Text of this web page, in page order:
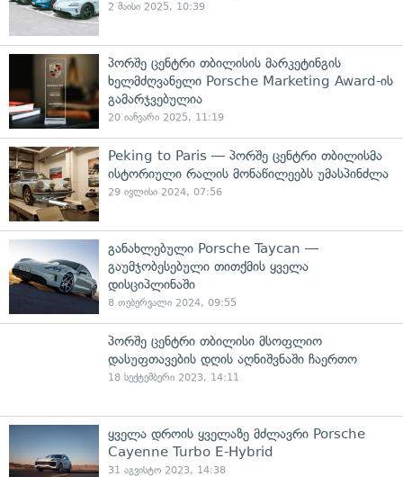
2 მაისი 2025, 10:39
პორშე ცენტრი თბილისის მარკეტინგის
ხელმძღვანელი Porsche Marketing Award-ის
გამარჯვებულია
20 იანვარი 2025, 11:19
Peking to Paris — პორშე ცენტრი თბილისმა
ისტორიული რალის მონაწილეებს უმასპინძლა
29 ივლისი 2024, 07:56
განახლებული Porsche Taycan —
გაუმჯობესებული თითქმის ყველა
დისციპლინაში
8 თებერვალი 2024, 09:55
პორშე ცენტრი თბილისი მსოფლიო
დასუფთავების დღის აღნიშვნაში ჩაერთო
18 სექტემბერი 2023, 14:11
ყველა დროის ყველაზე მძლავრი Porsche
Cayenne Turbo E-Hybrid
31 აგვისტო 2023, 14:38